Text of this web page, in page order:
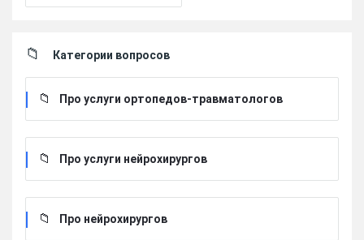
Категории вопросов
Про услуги ортопедов-травматологов
Про услуги нейрохирургов
Про нейрохирургов